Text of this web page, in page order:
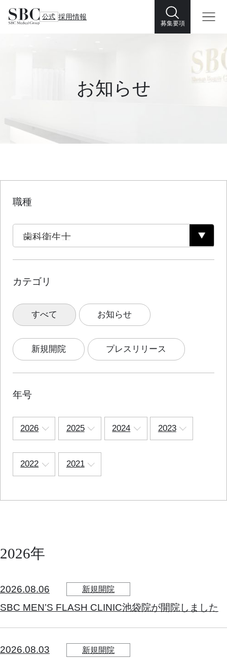
公式 採用情報
募集要項
お知らせ
職種
カテゴリ
すべて お知らせ
新規開院 プレスリリース
年号
2026 2025 2024 2023
2022 2021
2026年
2026.08.06 新規開院
SBC MEN’S FLASH CLINIC池袋院が開院しました
2026.08.03 新規開院